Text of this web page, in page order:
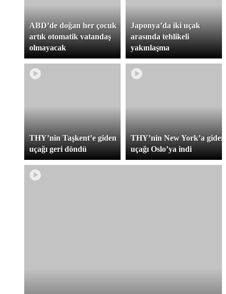
ABD’de doğan her çocuk
artık otomatik vatandaş
olmayacak
Japonya’da iki uçak
arasında tehlikeli
yakınlaşma
THY’nin Taşkent’e giden
uçağı geri döndü
THY’nin New York’a giden
uçağı Oslo’ya indi